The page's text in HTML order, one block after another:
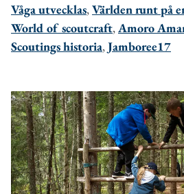
Våga utvecklas,Världen runt på
World of scoutcraft,Amoro
Scoutings historia,Jamboree17